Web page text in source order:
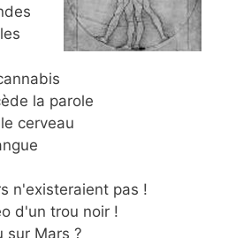
la parole
cerveau
n'existeraient pas !
d'un trou noir !
sur Mars ?